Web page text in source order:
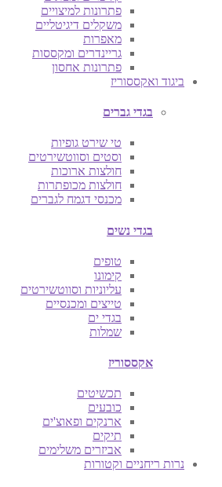
פתרונות למיצויים
משקלים דיגיטליים
מאפרות
גריינדרים ומקססות
פתרונות אחסון
ביגוד ואקססוריז
בגדי גברים
טי שירט גופיות
וסטים וסווטשירטים
חולצות ארוכות
חולצות מכופתרות
מכנסי דגמח לגברים
בגדי נשים
טופים
קימונו
עליוניות וסווטשירטים
טייצים ומכנסיים
בגדי ים
שמלות
אקססוריז
תכשיטים
כובעים
ארנקים ופאוצ'ים
תיקים
אביזרים משלימים
נרות ריחניים וקטורות